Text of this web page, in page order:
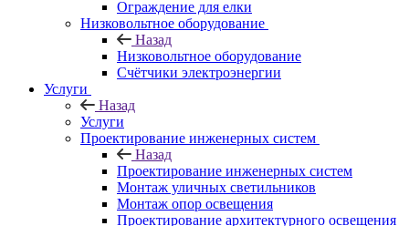
Ограждение для елки
Низковольтное оборудование
Назад
Низковольтное оборудование
Счётчики электроэнергии
Услуги
Назад
Услуги
Проектирование инженерных систем
Назад
Проектирование инженерных систем
Монтаж уличных светильников
Монтаж опор освещения
Проектирование архитектурного освещения